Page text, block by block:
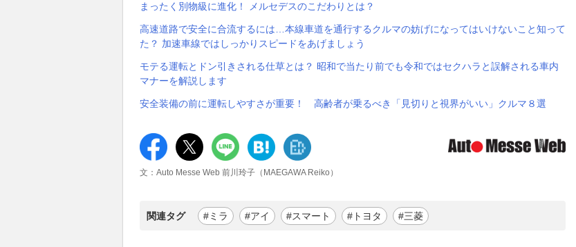
まったく別物級に進化！ メルセデスのこだわりとは？
高速道路で安全に合流するには…本線車道を通行するクルマの妨げになってはいけないこと知って
た？ 加速車線ではしっかりスピードをあげましょう
モテる運転とドン引きされる仕草とは？ 昭和で当たり前でも令和ではセクハラと誤解される車内
マナーを解説します
安全装備の前に運転しやすさが重要！ 高齢者が乗るべき「見切りと視界がいい」クルマ８選
文：Auto Messe Web 前川玲子（MAEGAWA Reiko）
関連タグ #ミラ #アイ #スマート #トヨタ #三菱